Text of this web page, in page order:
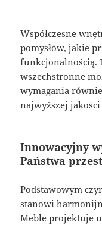
Współczesne
pomysłów, jakie
funkcjonalnością.
wszechstronne
wymagania
najwyższej
Innowacyjny
Państwa
Podstawowym
stanowi
Meble projektuje